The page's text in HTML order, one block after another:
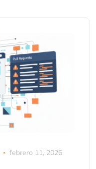
febrero 11, 2026